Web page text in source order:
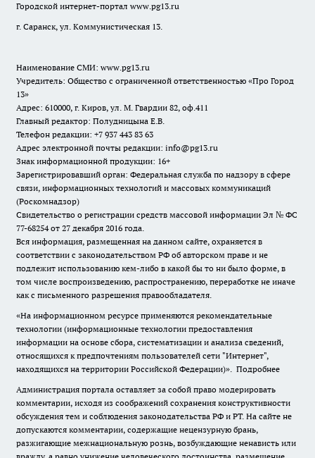
Городской интернет-портал www.pg13.ru
г. Саранск, ул. Коммунистическая 13.
Наименование СМИ: www.pg13.ru
Учредитель: Общество с ограниченной ответственностью «Про Город
13»
Адрес: 610000, г. Киров, ул. М. Гвардии 82, оф.411
Главный редактор: Полудницына Е.В.
Телефон редакции: +7 937 443 83 63
Адрес электронной почты редакции: info@pg13.ru
Знак информационной продукции: 16+
Зарегистрировавший орган: Федеральная служба по надзору в сфере
связи, информационных технологий и массовых коммуникаций
(Роскомнадзор)
Свидетельство о регистрации средств массовой информации Эл № ФС
77-68254 от 27 декабря 2016 года.
Вся информация, размещенная на данном сайте, охраняется в
соответствии с законодательством РФ об авторском праве и не
подлежит использованию кем-либо в какой бы то ни было форме, в
том числе воспроизведению, распространению, переработке не иначе
как с письменного разрешения правообладателя.
«На информационном ресурсе применяются рекомендательные
технологии (информационные технологии предоставления
информации на основе сбора, систематизации и анализа сведений,
относящихся к предпочтениям пользователей сети "Интернет",
находящихся на территории Российской Федерации)». Подробнее
Администрация портала оставляет за собой право модерировать
комментарии, исходя из соображений сохранения конструктивности
обсуждения тем и соблюдения законодательства РФ и РТ. На сайте не
допускаются комментарии, содержащие нецензурную брань,
разжигающие межнациональную рознь, возбуждающие ненависть или